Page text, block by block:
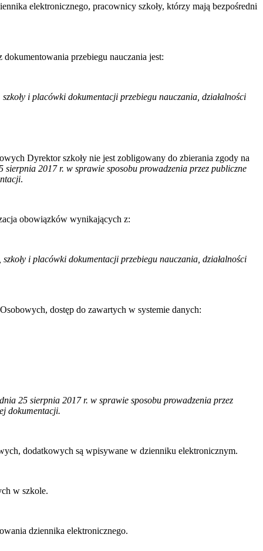
elektronicznego, pracownicy szkoły, którzy mają bezpośredni
przebiegu nauczania jest:
i placówki dokumentacji przebiegu nauczania, działalności
Dyrektor szkoły nie jest zobligowany do zbierania zgody na
2017 r. w sprawie sposobu prowadzenia przez publiczne
.
obowiązków wynikających z:
i placówki dokumentacji przebiegu nauczania, działalności
dostęp do zawartych w systemie danych:
25 sierpnia 2017 r. w sprawie sposobu prowadzenia przez
dokumentacji.
dodatkowych są wpisywane w dzienniku elektronicznym.
w szkole.
dziennika elektronicznego.